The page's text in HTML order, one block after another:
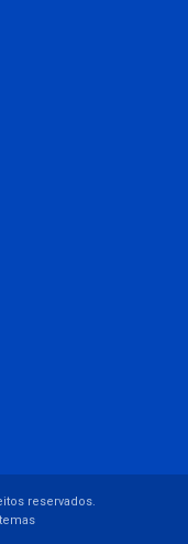
reservados.